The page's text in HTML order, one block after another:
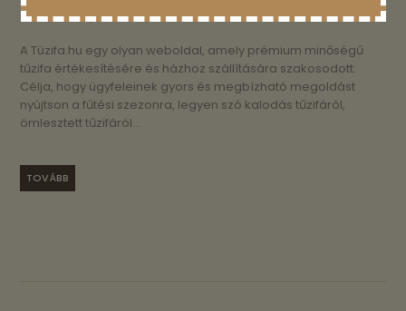
2025.03.25. 1
A Tüzifa.hu egy olyan weboldal, amely prémium minőségű
tűzifa értékesítésére és házhoz szállítására szakosodott.
Célja, hogy ügyfeleinek gyors és megbízható megoldást
nyújtson a fűtési szezonra, legyen szó kalodás tűzifáról,
ömlesztett tűzifáról...
TOVÁBB